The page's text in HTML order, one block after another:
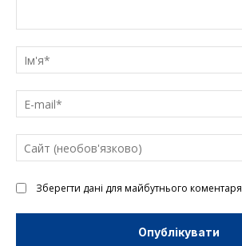
текст
Зберегти дані для майбутнього коментаря